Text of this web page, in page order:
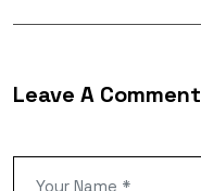
Leave A Comment